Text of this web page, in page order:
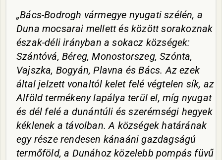
„Bács-Bodrogh vármegye nyugati szélén, a
Duna mocsarai mellett és között sorakoznak
észak-déli irányban a sokacz községek:
Szántóvá, Béreg, Monostorszeg, Szónta,
Vajszka, Bogyán, Plavna és Bács. Az ezek
által jelzett vonaltól kelet felé végtelen sík, az
Alföld termékeny lapálya terül el, míg nyugat
és dél felé a dunántúli és szerémségi hegyek
kéklenek a távolban. A községek határának
egy része rendesen kánaáni gazdagságú
termőföld, a Dunához közelebb pompás füvű